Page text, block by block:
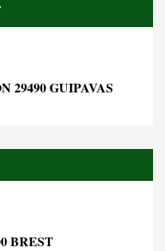
29490 GUIPAVAS
BREST